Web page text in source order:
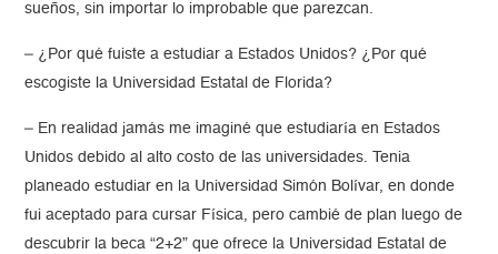
sueños, sin importar lo improbable que parezcan.
– ¿Por qué fuiste a estudiar a Estados Unidos? ¿Por qué
escogiste la Universidad Estatal de Florida?
– En realidad jamás me imaginé que estudiaría en Estados
Unidos debido al alto costo de las universidades. Tenia
planeado estudiar en la Universidad Simón Bolívar, en donde
fui aceptado para cursar Física, pero cambié de plan luego de
descubrir la beca “2+2” que ofrece la Universidad Estatal de